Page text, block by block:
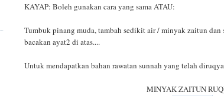
KAYAP: Boleh gunakan cara yang sama ATAU:
Tumbuk pinang muda, tambah sedikit air / minyak zaitun dan
bacakan ayat2 di atas....
Untuk mendapatkan bahan rawatan sunnah yang telah
MINYAK ZAITUN